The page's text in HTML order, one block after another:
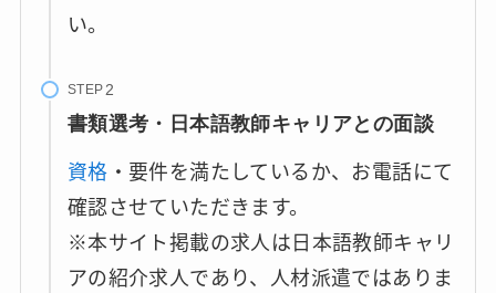
い。
STEP
書類選考・日本語教師キャリアとの面談
資格 ・要件を満たしているか、お電話にて
確認させていただきます。
※本サイト掲載の求人は日本語教師キャリ
アの紹介求人であり、人材派遣ではありま